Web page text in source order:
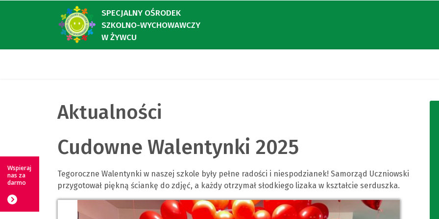
SPECJALNY OŚRODEK
SZKOLNO-WYCHOWAWCZY
W ŻYWCU
Aktualności
Cudowne Walentynki 2025
Tegoroczne Walentynki w naszej szkole były pełne radości i niespodzianek! Samorząd Uczniowski
przygotował piękną ściankę do zdjęć, a każdy otrzymał słodkiego lizaka w kształcie serduszka.
Wspieraj
nas za
darmo